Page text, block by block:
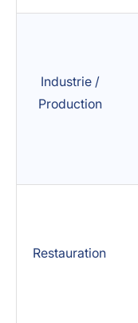
Industrie /
Production
Restauration